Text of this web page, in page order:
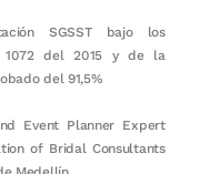
SGSST bajo los
1072 del 2015 y de la
del 91,5%
Event Planner Expert
of Bridal Consultants